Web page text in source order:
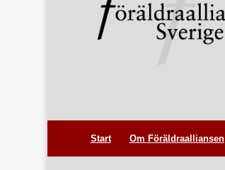
Start Om Föräldraalliansen